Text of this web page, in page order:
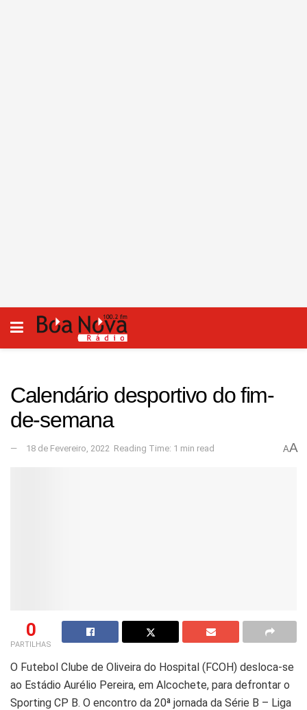
Calendário desportivo do fim-
de-semana
18 de Fevereiro, 2022 Reading Time: 1 min read AA
0
PARTILHAS
O Futebol Clube de Oliveira do Hospital (FCOH) desloca-se
ao Estádio Aurélio Pereira, em Alcochete, para defrontar o
Sporting CP B. O encontro da 20ª jornada da Série B – Liga